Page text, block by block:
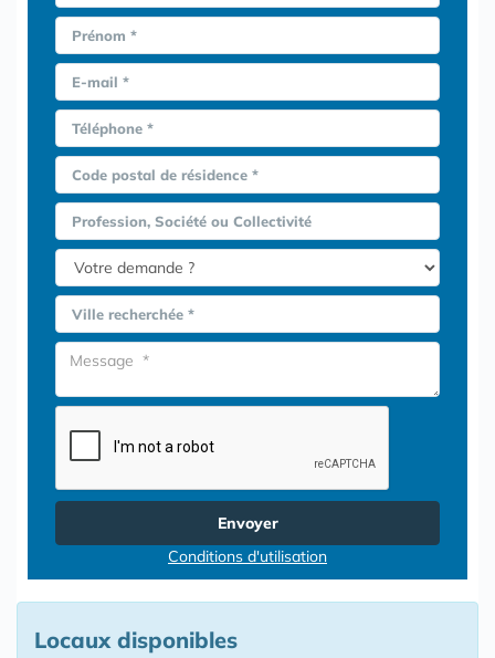
Prénom *
E-mail *
Téléphone *
Code postal de résidence *
Profession, Société ou Collectivité
Ville recherchée *
Envoyer
Conditions d'utilisation
Locaux disponibles